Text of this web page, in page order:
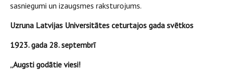
sasniegumi un izaugsmes raksturojums.
Uzruna Latvijas Universitātes ceturtajos gada svētkos
1923. gada 28. septembrī
„Augsti godātie viesi!